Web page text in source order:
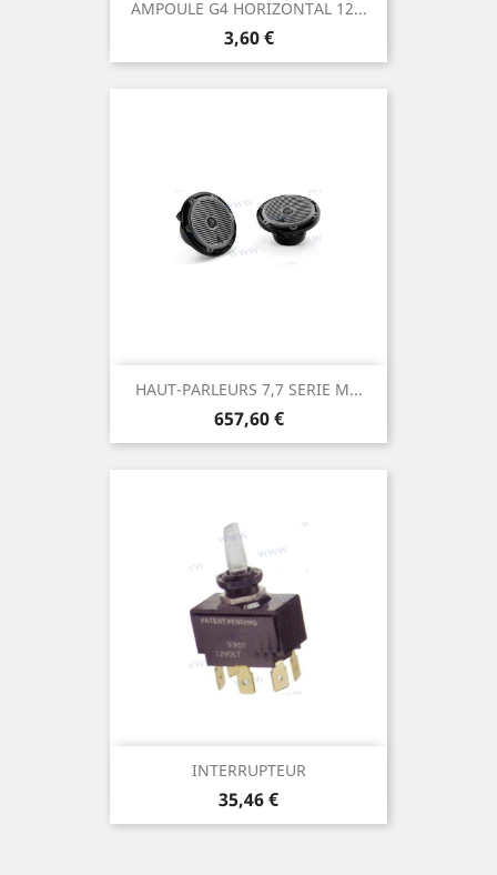
AMPOULE G4 HORIZONTAL 12...
Prix
3,60 €
HAUT-PARLEURS 7,7 SERIE M...
Prix
657,60 €
INTERRUPTEUR
Prix
35,46 €